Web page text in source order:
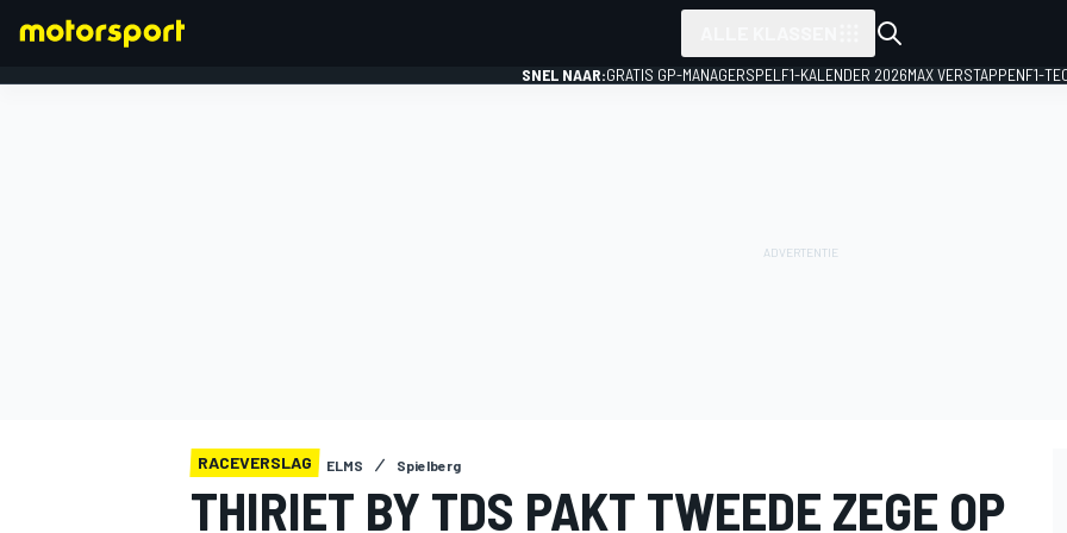
SNEL NAAR:GRATIS GP-MANAGERSPEL F1-KALENDER 2026MAX VERSTAPPENF1-
RACEVERSLAG ELMS Spielberg
THIRIET BY TDS PAKT TWEEDE ZEGE OP